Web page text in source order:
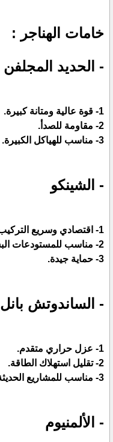
خامات الهناجر :
- الحديد المجلفن
1- قوة عالية ومتانة كبيرة.
2- مقاومة للصدأ.
3- مناسب للهياكل الكبيرة.
- الشينكو
1- اقتصادي وسريع التركيب.
2- مناسب للمستودعات البسيطة.
3- حماية جيدة.
- الساندوتش بانل
1- عزل حراري متقدم.
2- تقليل استهلاك الطاقة.
3- مناسب للمشاريع الحديثة.
- الألمنيوم